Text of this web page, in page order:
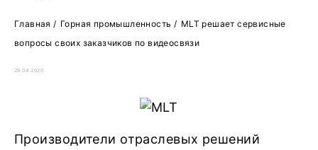
Главная / Горная промышленность / MLT решает сервисные
вопросы своих заказчиков по видеосвязи
29.04.2020
Производители отраслевых решений